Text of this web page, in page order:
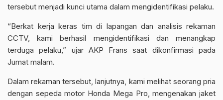
tersebut menjadi kunci utama dalam mengidentifikasi pelaku.
“Berkat kerja keras tim di lapangan dan analisis rekaman
CCTV, kami berhasil mengidentifikasi dan menangkap
terduga pelaku,” ujar AKP Frans saat dikonfirmasi pada
Jumat malam.
Dalam rekaman tersebut, lanjutnya, kami melihat seorang pria
dengan sepeda motor Honda Mega Pro, mengenakan jaket